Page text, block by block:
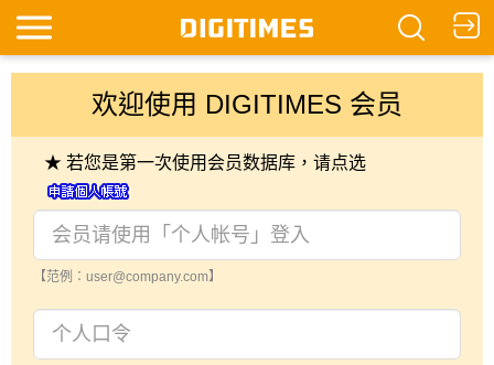
欢迎使用 DIGITIMES 会员
★ 若您是第一次使用会员数据库，请点选
【范例：user@company.com】